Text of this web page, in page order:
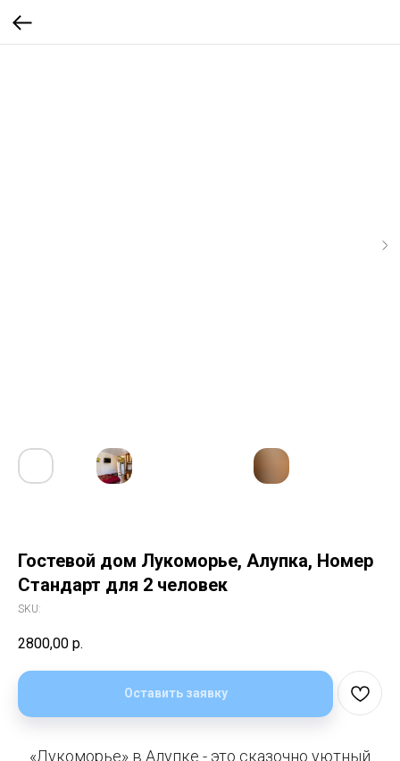
Гостевой дом Лукоморье, Алупка, Номер
Стандарт для 2 человек
SKU:
2800,00 р.
Оставить заявку
«Лукоморье» в Алупке - это сказочно уютный